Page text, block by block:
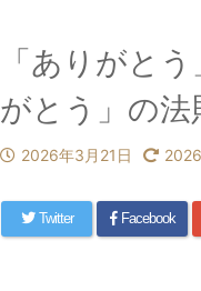
「ありがと
がとう」の
2026年3月21日
Twitter Facebook